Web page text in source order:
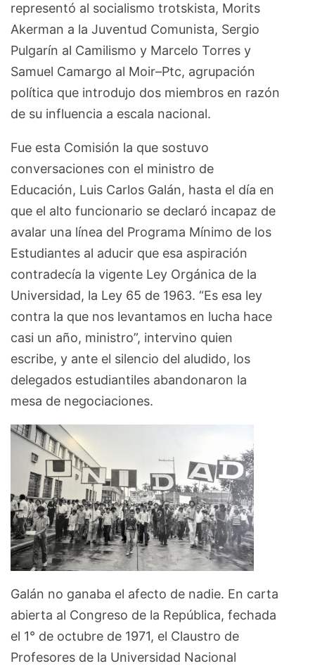
representó al socialismo trotskista, Morits
Akerman a la Juventud Comunista, Sergio
Pulgarín al Camilismo y Marcelo Torres y
Samuel Camargo al Moir–Ptc, agrupación
política que introdujo dos miembros en razón
de su influencia a escala nacional.
Fue esta Comisión la que sostuvo
conversaciones con el ministro de
Educación, Luis Carlos Galán, hasta el día en
que el alto funcionario se declaró incapaz de
avalar una línea del Programa Mínimo de los
Estudiantes al aducir que esa aspiración
contradecía la vigente Ley Orgánica de la
Universidad, la Ley 65 de 1963. “Es esa ley
contra la que nos levantamos en lucha hace
casi un año, ministro”, intervino quien
escribe, y ante el silencio del aludido, los
delegados estudiantiles abandonaron la
mesa de negociaciones.
Galán no ganaba el afecto de nadie. En carta
abierta al Congreso de la República, fechada
el 1° de octubre de 1971, el Claustro de
Profesores de la Universidad Nacional